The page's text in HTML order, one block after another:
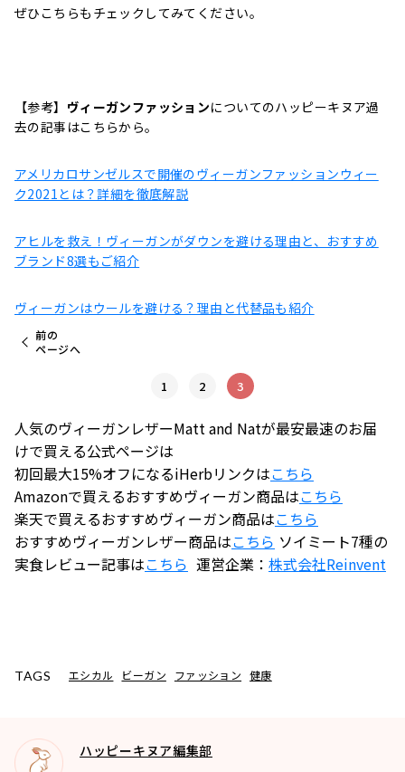
ぜひこちらもチェックしてみてください。
【参考】 ヴィーガンファッションについてのハッピーキヌア過
去の記事はこちらから。
アメリカロサンゼルスで開催のヴィーガンファッションウィー
ク2021とは？詳細を徹底解説
アヒルを救え！ヴィーガンがダウンを避ける理由と、おすすめ
ブランド8選もご紹介
ヴィーガンはウールを避ける？理由と代替品も紹介
前の
ページへ
1 2 3
人気のヴィーガンレザーMatt and Natが最安最速のお届
けで買える公式ページは
初回最大15%オフになるiHerbリンクはこちら
Amazonで買えるおすすめヴィーガン商品はこちら
楽天で買えるおすすめヴィーガン商品はこちら
おすすめヴィーガンレザー商品はこちら ソイミート7種の
実食レビュー記事はこちら 運営企業： 株式会社Reinvent
TAGS エシカル ビーガン ファッション 健康
ハッピーキヌア編集部